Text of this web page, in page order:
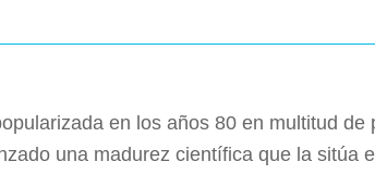
en los años 80 en multitud de
una madurez científica que la sitúa